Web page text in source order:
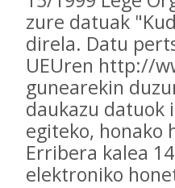
zure datuak
direla. Datu
UEUren http://
gunearekin
daukazu datuok
egiteko, honako
Erribera kalea
elektroniko